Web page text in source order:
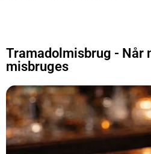
Tramadolmisbrug - Når
misbruges